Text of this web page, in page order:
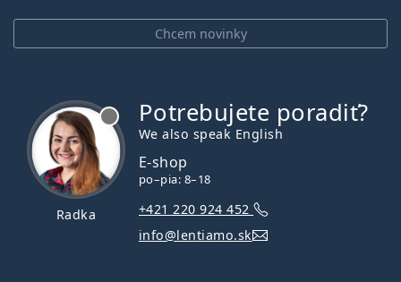
Chcem novinky
Radka
Potrebujete poradiť?
We also speak English
E-shop
po–pia: 8–18
+421 220 924 452
info@lentiamo.sk